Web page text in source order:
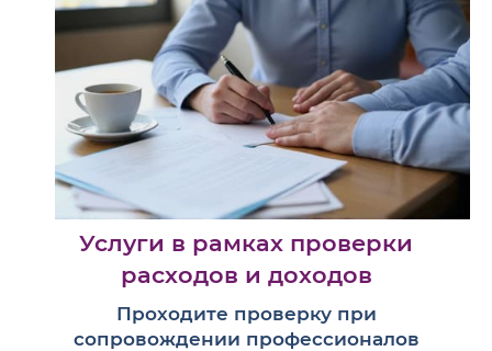
Услуги в рамках проверки
расходов и доходов
Проходите проверку при
сопровождении профессионалов